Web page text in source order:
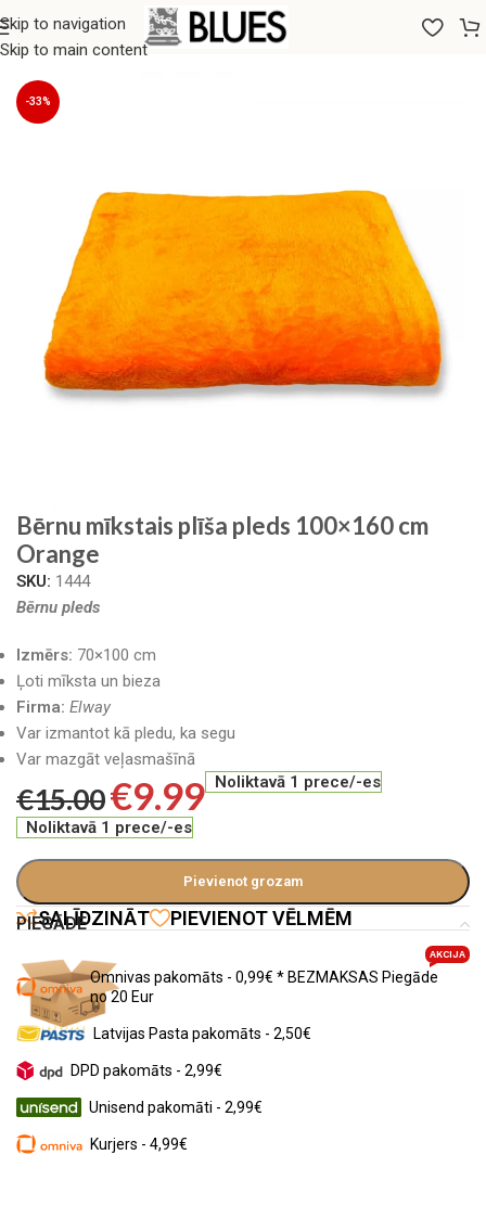
Skip to navigation
Skip to main content
Sākums/Pārklāji/Pledi
-33%
Bērnu mīkstais plīša pleds 100×160 cm
Orange
SKU: 1444
Bērnu pleds
Izmērs: 70×100 cm
Ļoti mīksta un bieza
Firma: Elway
Var izmantot kā pledu, ka segu
Var mazgāt veļasmašīnā
€15.00€9.99 Noliktavā 1 prece/-es
Noliktavā 1 prece/-es
Pievienot grozam
SALĪDZINĀT PIEVIENOT VĒLMĒM
PIEGĀDE
Omnivas pakomāts - 0,99€ * BEZMAKSAS Piegāde
no 20 Eur
AKCIJA
Latvijas Pasta pakomāts - 2,50€
DPD pakomāts - 2,99€
Unisend pakomāti - 2,99€
Kurjers - 4,99€